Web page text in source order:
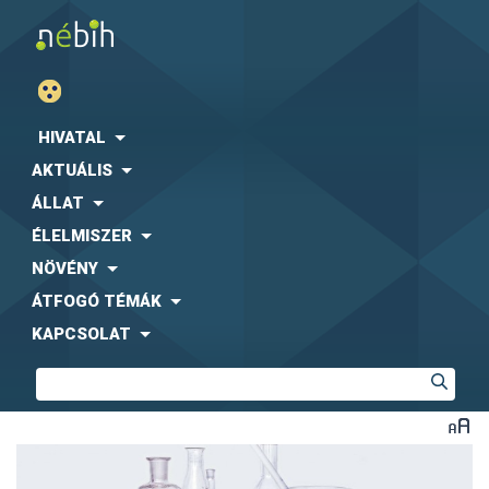
HIVATAL
AKTUÁLIS
ÁLLAT
ÉLELMISZER
NÖVÉNY
ÁTFOGÓ TÉMÁK
KAPCSOLAT